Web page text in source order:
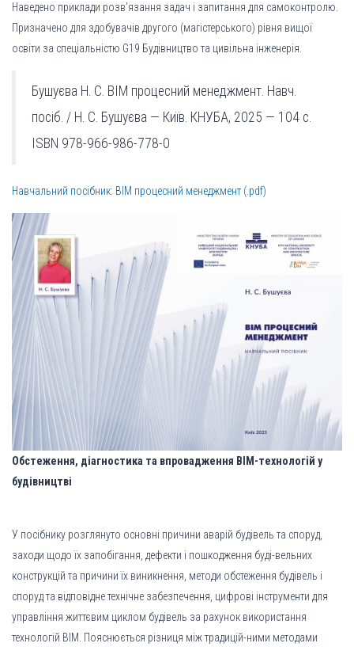
Наведено приклади розв’язання задач і запитання для самоконтролю.
Призначено для здобувачів другого (магістерського) рівня вищої
освіти за спеціальністю G19 Будівництво та цивільна інженерія.
Бушуєва Н. С. ВIM процесний менеджмент. Навч.
посіб. / Н. С. Бушуєва — Київ. КНУБА, 2025 — 104 с.
ISBN 978-966-986-778-0
Навчальний посібник: ВIM процесний менеджмент (.pdf)
Обстеження, діагностика та впровадження BIM-технологій у
будівництві
У посібнику розглянуто основні причини аварій будівель та споруд,
заходи щодо їх запобігання, дефекти і пошкодження буді-вельних
конструкцій та причини їх виникнення, методи обстеження будівель і
споруд та відповідне технічне забезпечення, цифрові інструменти для
управління життєвим циклом будівель за рахунок використання
технологій BIM. Пояснюється різниця між традицій-ними методами